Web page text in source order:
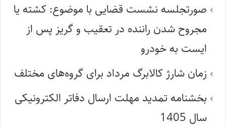
صورتجلسه نشست قضایی با موضوع: کشته یا
مجروح شدن راننده در تعقیب و گریز پس از
ایست به خودرو
زمان شارژ کالابرگ مرداد برای گروه‌های مختلف
بخشنامه تمدید مهلت ارسال دفاتر الکترونیکی
سال 1405